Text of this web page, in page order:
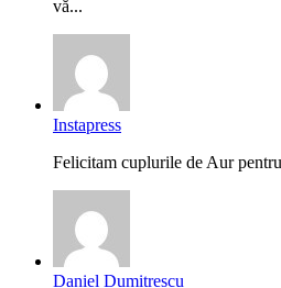
vă...
Instapress
Felicitam cuplurile de Aur
Daniel Dumitrescu